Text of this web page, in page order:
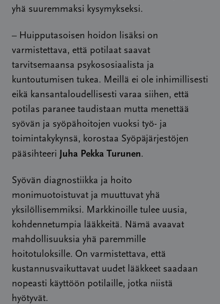
yhä suuremmaksi kysymykseksi.
– Huipputasoisen hoidon lisäksi on
varmistettava, että potilaat saavat
tarvitsemaansa psykososiaalista ja
kuntoutumisen tukea. Meillä ei ole inhimillisesti
eikä kansantaloudellisesti varaa siihen, että
potilas paranee taudistaan mutta menettää
syövän ja syöpähoitojen vuoksi työ- ja
toimintakykynsä, korostaa Syöpäjärjestöjen
pääsihteeri Juha Pekka Turunen.
Syövän diagnostiikka ja hoito
monimuotoistuvat ja muuttuvat yhä
yksilöllisemmiksi. Markkinoille tulee uusia,
kohdennetumpia lääkkeitä. Nämä avaavat
mahdollisuuksia yhä paremmille
hoitotuloksille. On varmistettava, että
kustannusvaikuttavat uudet lääkkeet saadaan
nopeasti käyttöön potilaille, jotka niistä
hyötyvät.